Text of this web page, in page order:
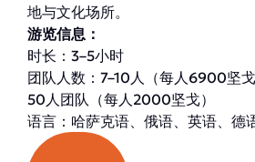
地与文化场所。
游览信息：
时长：3–5小时
团队人数：7–10人（每人6900坚戈
50人团队（每人2000坚戈）
语言：哈萨克语、俄语、英语、德